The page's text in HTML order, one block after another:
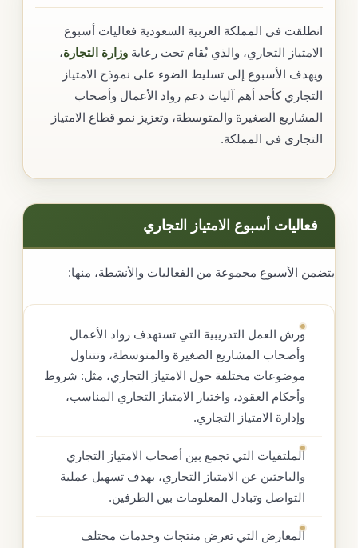
انطلقت في المملكة العربية السعودية فعاليات أسبوع
الامتياز التجاري، والذي يُقام تحت رعايةوزارة التجارة،
ويهدف الأسبوع إلى تسليط الضوء على نموذج الامتياز
التجاري كأحد أهم آليات دعم رواد الأعمال وأصحاب
المشاريع الصغيرة والمتوسطة، وتعزيز نمو قطاع الامتياز
التجاري في المملكة.
فعاليات أسبوع الامتياز التجاري
يتضمن الأسبوع مجموعة من الفعاليات والأنشطة، منها:
ورش العمل التدريبية التي تستهدف رواد الأعمال
وأصحاب المشاريع الصغيرة والمتوسطة، وتتناول
موضوعات مختلفة حول الامتياز التجاري، مثل: شروط
وأحكام العقود، واختيار الامتياز التجاري المناسب،
وإدارة الامتياز التجاري.
الملتقيات التي تجمع بين أصحاب الامتياز التجاري
والباحثين عن الامتياز التجاري، بهدف تسهيل عملية
التواصل وتبادل المعلومات بين الطرفين.
المعارض التي تعرض منتجات وخدمات مختلف